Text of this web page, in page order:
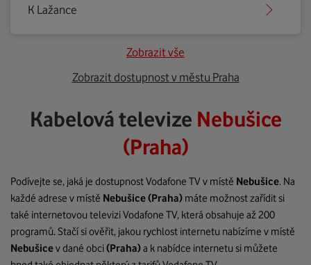
K Lažance
Zobrazit vše
Zobrazit dostupnost v městu Praha
Kabelová televize Nebušice
(Praha)
Podívejte se, jaká je dostupnost Vodafone TV v místě Nebušice. Na
každé adrese v místě Nebušice(Praha) máte možnost zařídit si
také internetovou televizi Vodafone TV, která obsahuje až 200
programů. Stačí si ověřit, jakou rychlost internetu nabízíme v místě
Nebušicev dané obci(Praha)a k nabídce internetu si můžete